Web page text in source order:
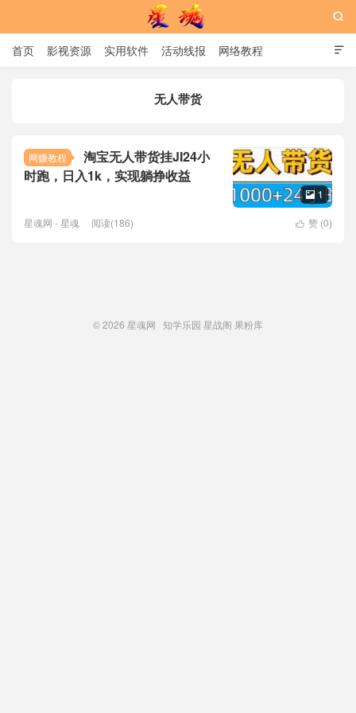

首页 影视资源 实用软件 活动线报 网络教程

无人带货
网赚教程
淘宝无人带货挂JI24小
时跑，日入1k，实现躺挣收益
 1
 赞 (0)
星魂网 - 星魂 阅读(186)
© 2026 星魂网 知学乐园 星战阁 果粉库